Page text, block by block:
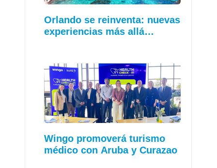
Orlando se reinventa: nuevas
experiencias más allá…
Wingo promoverá turismo
médico con Aruba y Curazao